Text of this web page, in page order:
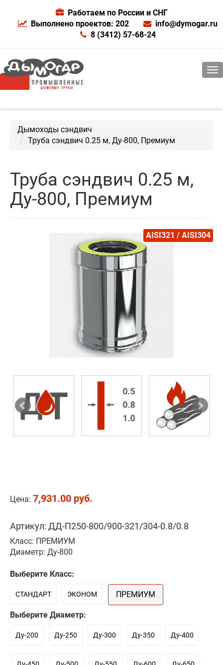
Работаем по России и СНГ
Выполнено проектов: 202
info@dymogar.ru
8 (3412) 57-68-24
Дымоходы сэндвич
Труба сэндвич 0.25 м, Ду-800, Премиум
Труба сэндвич 0.25 м,
Ду-800, Премиум
AISI321 / AISI304
Цена: 7,931.00 руб.
Артикул: ДД-П250-800/900-321/304-0.8/0.8
Класс: ПРЕМИУМ
Диаметр: Ду-800
Выберите Класс:
СТАНДАРТ ЭКОНОМ ПРЕМИУМ
Выберите Диаметр:
Ду-200 Ду-250 Ду-300 Ду-350 Ду-400